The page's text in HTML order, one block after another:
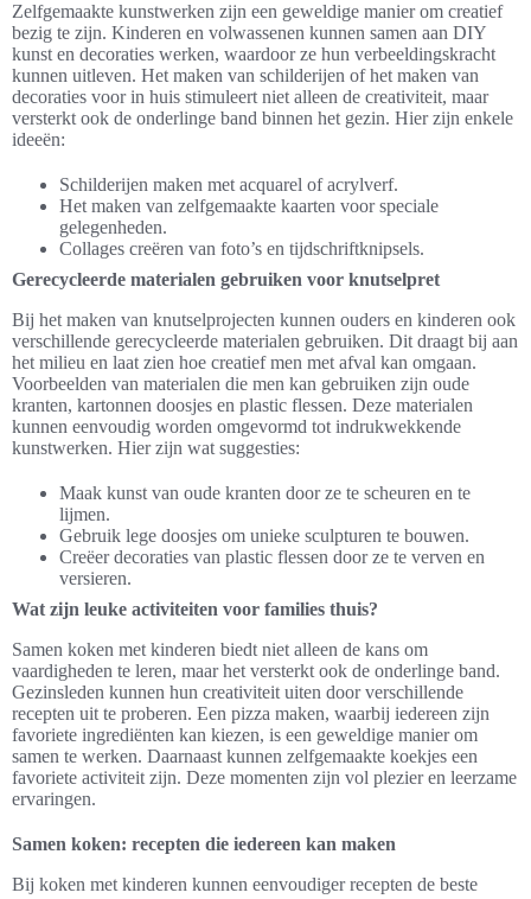
Zelfgemaakte kunstwerken zijn een geweldige manier om creatief
bezig te zijn. Kinderen en volwassenen kunnen samen aan DIY
kunst en decoraties werken, waardoor ze hun verbeeldingskracht
kunnen uitleven. Het maken van schilderijen of het maken van
decoraties voor in huis stimuleert niet alleen de creativiteit, maar
versterkt ook de onderlinge band binnen het gezin. Hier zijn enkele
ideeën:
Schilderijen maken met acquarel of acrylverf.
Het maken van zelfgemaakte kaarten voor speciale
gelegenheden.
Collages creëren van foto’s en tijdschriftknipsels.
Gerecycleerde materialen gebruiken voor knutselpret
Bij het maken van knutselprojecten kunnen ouders en kinderen ook
verschillende gerecycleerde materialen gebruiken. Dit draagt bij aan
het milieu en laat zien hoe creatief men met afval kan omgaan.
Voorbeelden van materialen die men kan gebruiken zijn oude
kranten, kartonnen doosjes en plastic flessen. Deze materialen
kunnen eenvoudig worden omgevormd tot indrukwekkende
kunstwerken. Hier zijn wat suggesties:
Maak kunst van oude kranten door ze te scheuren en te
lijmen.
Gebruik lege doosjes om unieke sculpturen te bouwen.
Creëer decoraties van plastic flessen door ze te verven en
versieren.
Wat zijn leuke activiteiten voor families thuis?
Samen koken met kinderen biedt niet alleen de kans om
vaardigheden te leren, maar het versterkt ook de onderlinge band.
Gezinsleden kunnen hun creativiteit uiten door verschillende
recepten uit te proberen. Een pizza maken, waarbij iedereen zijn
favoriete ingrediënten kan kiezen, is een geweldige manier om
samen te werken. Daarnaast kunnen zelfgemaakte koekjes een
favoriete activiteit zijn. Deze momenten zijn vol plezier en leerzame
ervaringen.
Samen koken: recepten die iedereen kan maken
Bij koken met kinderen kunnen eenvoudiger recepten de beste